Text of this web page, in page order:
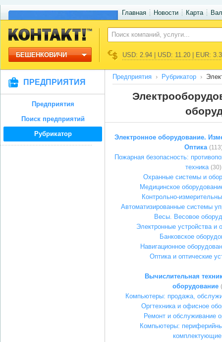
Главная Новости Карта
БЕШЕНКОВИЧИ USD: 2.94 | USD: 11.20 | EUR:
ПРЕДПРИЯТИЯ
Предприятия
Поиск предприятий
Рубрикатор
Предприятия Рубрикатор
Электронное оборудование.
Оптика
Пожарная безопасность:
техника (30)
Охранные системы и
Медицинское
Контрольно-
Автоматизированные системы
Весы. Весовое
Электронные устройства и
Банковское
Навигационное
Оптика и оптические
Вычислительная
оборудование
Компьютеры: продажа,
Оргтехника и офисное
Ремонт и обслуживание
Компьютеры:
комплектующие